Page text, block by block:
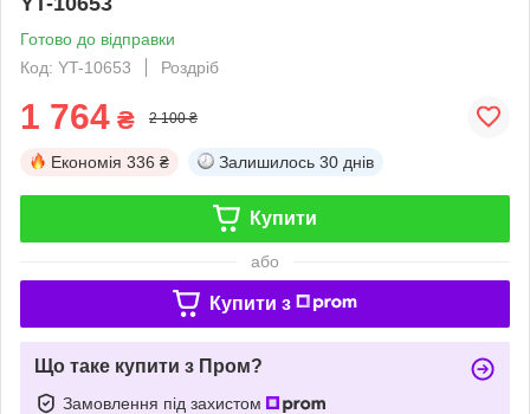
Готово до відправки
Код: YT-10653
Роздріб
1 764 ₴ 2 100 ₴
Економія 336 ₴ Залишилось 30 днів
Купити
або
Купити з
Що таке купити з Пром?
Замовлення під захистом